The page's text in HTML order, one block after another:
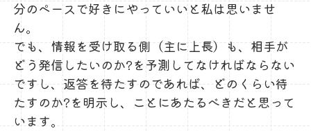
分のペースで好きにやっていいと私は思いませ
ん。
でも、情報を受け取る側（主に上長）も、相手が
どう発信したいのか?を予測してなければならない
ですし、返答を待たすのであれば、どのくらい待
たすのか?を明示し、ことにあたるべきだと思って
います。